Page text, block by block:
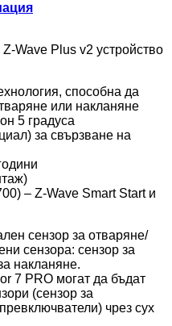
Z-Wave Plus v2 устройство
способна да
или накланяне
5 градуса
за свързване на
– Z-Wave Smart Start и
сензор за отваряне/
сензора: сензор за
накланяне.
7 PRO могат да бъдат
(сензор за
чрез сух